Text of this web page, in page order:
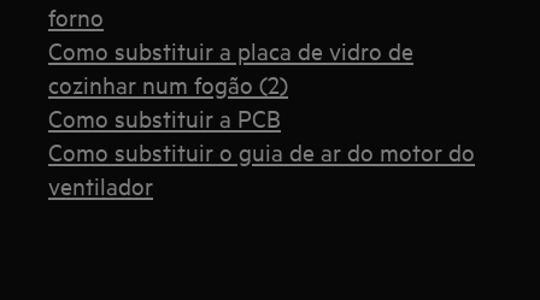
forno
Como substituir a placa de vidro de
cozinhar num fogão (2)
Como substituir a PCB
Como substituir o guia de ar do motor do
ventilador